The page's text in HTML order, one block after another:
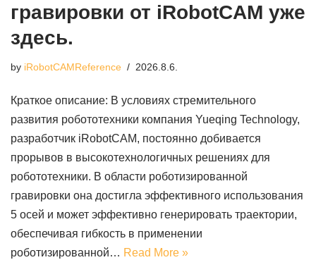
гравировки от iRobotCAM уже
здесь.
by iRobotCAMReference 2026.8.6.
Краткое описание: В условиях стремительного
развития робототехники компания Yueqing Technology,
разработчик iRobotCAM, постоянно добивается
прорывов в высокотехнологичных решениях для
робототехники. В области роботизированной
гравировки она достигла эффективного использования
5 осей и может эффективно генерировать траектории,
обеспечивая гибкость в применении
роботизированной… Read More »